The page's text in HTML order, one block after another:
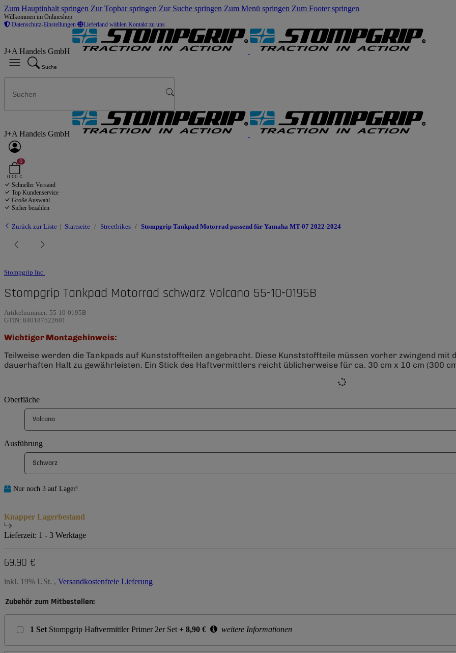
Zum Hauptinhalt springen Zur Topbar springen Zur Suche springen Zum Menü springen Zum Footer springen
Willkommen im Onlineshop
Datenschutz-Einstellungen
Lieferland wählen Kontakt zu uns
J+A Handels GmbH
Suche
J+A Handels GmbH
0
0,00 €
Schneller Versand
Top Kundenservice
Große Auswahl
Sicher bezahlen
Zurück zur Liste Startseite Streetbikes Stompgrip Tankpad Motorrad passend für Yamaha MT-07 2022-2024
Stompgrip Inc.
Stompgrip Tankpad Motorrad schwarz Volcano 55-10-0195B
Artikelnummer: 55-10-0195B
GTIN: 840187522601
Wichtiger Montagehinweis:
Teilweise werden die Tankpads auf Kunststoffteilen angebracht. Diese Kunststoffteile müssen vorher zwingend
dauerhaften Halt zu gewährleisten. Ein Stick des Haftvermittlers reicht üblicherweise für ca. 30 cm x 10 cm (300
Oberfläche
Volcano
Ausführung
Schwarz
Nur noch 3 auf Lager!
Knapper Lagerbestand
Lieferzeit: 1 - 3 Werktage
69,90 €
inkl. 19% USt. , Versandkostenfreie Lieferung
Zubehör zum Mitbestellen:
1 Set Stompgrip Haftvermittler Primer 2er Set + 8,90 € weitere Informationen